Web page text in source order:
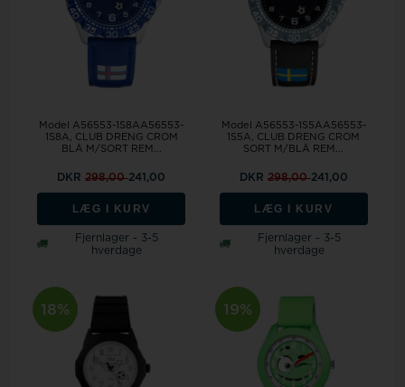
Model A56553-1S8AA56553-
1S8A, CLUB DRENG CROM
BLÅ M/SORT REM...
DKR298,00241,00
LÆG I KURV
Fjernlager - 3-5
hverdage
Model A56553-1S5AA56553-
1S5A, CLUB DRENG CROM
SORT M/BLÅ REM...
DKR 298,00241,00
LÆG I KURV
Fjernlager - 3-5
hverdage
18% 19%